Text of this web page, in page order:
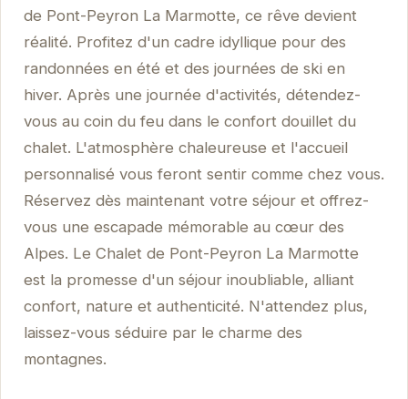
de Pont-Peyron La Marmotte, ce rêve devient
réalité. Profitez d'un cadre idyllique pour des
randonnées en été et des journées de ski en
hiver. Après une journée d'activités, détendez-
vous au coin du feu dans le confort douillet du
chalet. L'atmosphère chaleureuse et l'accueil
personnalisé vous feront sentir comme chez vous.
Réservez dès maintenant votre séjour et offrez-
vous une escapade mémorable au cœur des
Alpes. Le Chalet de Pont-Peyron La Marmotte
est la promesse d'un séjour inoubliable, alliant
confort, nature et authenticité. N'attendez plus,
laissez-vous séduire par le charme des
montagnes.